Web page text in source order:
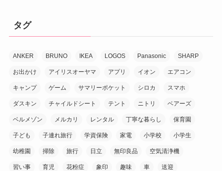
タグ
ANKER BRUNO IKEA LOGOS Panasonic SHARP
お出かけ アイリスオーヤマ アプリ イオン エアコン
キャンプ ゲーム サマリーポケット シロカ スマホ
ダスキン チャイルドシート テント ニトリ ベアーズ
ベルメゾン メルカリ レンタル 丁寧な暮らし 保育園
子ども 子連れ旅行 学資保険 家電 小学校 小学生
幼稚園 掃除 旅行 日立 無印良品 空気清浄機
習い事 育児 花粉症 象印 趣味 車 送迎